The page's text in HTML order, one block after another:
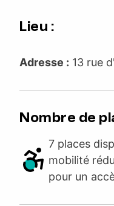
Lieu :
Adresse : 13 rue
Nombre de
7 places
mobilité
pour un